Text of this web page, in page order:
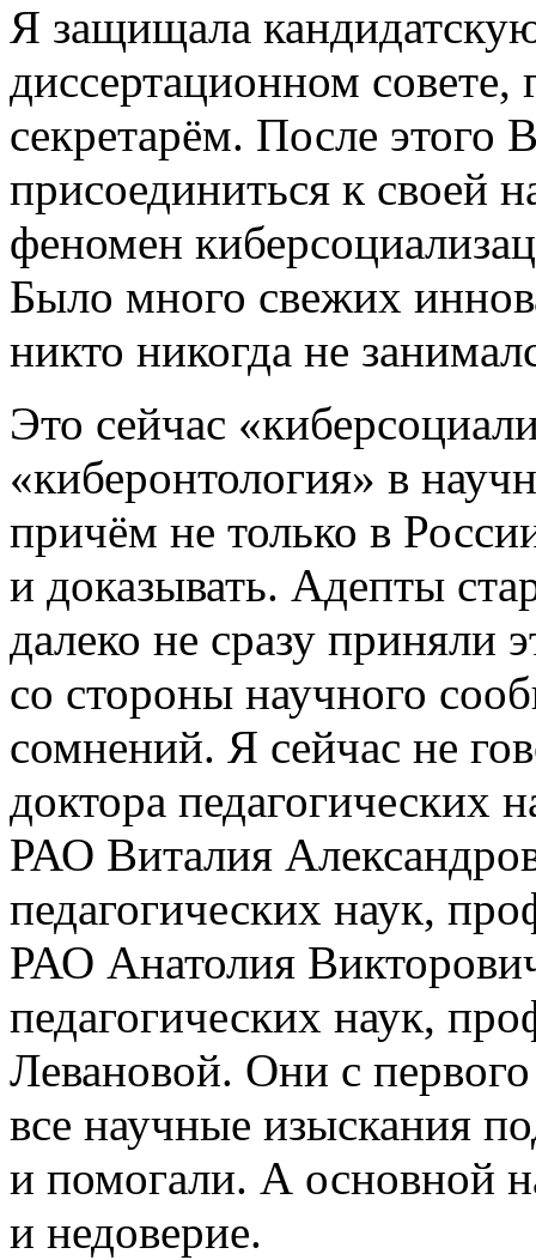
Я защищала
диссертационном
секретарём. После этого
присоединиться к своей
феномен
Было много свежих
никто никогда не
Это сейчас
«киберонтология» в
причём не только в
и доказывать. Адепты
далеко не сразу
со стороны научного
сомнений. Я сейчас не
доктора педагогических
РАО Виталия
педагогических наук,
РАО Анатолия
педагогических наук,
Левановой. Они с
все научные изыскания
и помогали. А основной
и недоверие.